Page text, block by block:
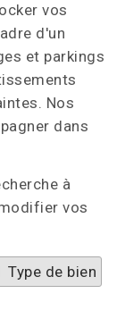
vos
d'un
et parkings
Nos
dans
à
vos
Type de bien